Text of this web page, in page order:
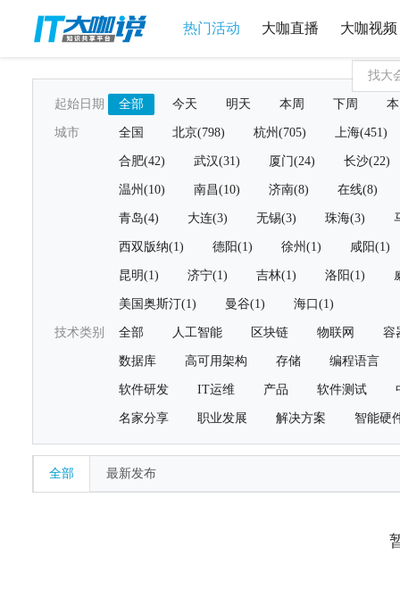
热门活动 大咖直播 大咖视频
起始日期 全部 今天 明天 本周 下周
城市 全国 北京(798) 杭州(705) 上海(451)
合肥(42) 武汉(31) 厦门(24) 长沙(22)
温州(10) 南昌(10) 济南(8) 在线(8)
青岛(4) 大连(3) 无锡(3) 珠海(3)
西双版纳(1) 德阳(1) 徐州(1) 咸阳(1)
昆明(1) 济宁(1) 吉林(1) 洛阳(1)
美国奥斯汀(1) 曼谷(1) 海口(1)
技术类别 全部 人工智能 区块链 物联网 容
数据库 高可用架构 存储 编程语言
软件研发 IT运维 产品 软件测试
名家分享 职业发展 解决方案 智能硬
全部 最新发布